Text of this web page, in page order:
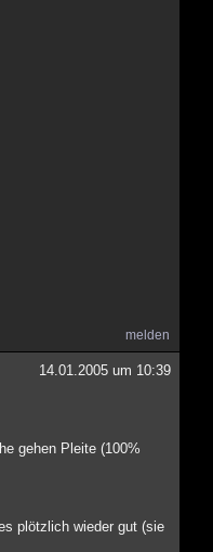
melden
14.01.2005 um 10:39
gehen Pleite (100%
plötzlich wieder gut (sie